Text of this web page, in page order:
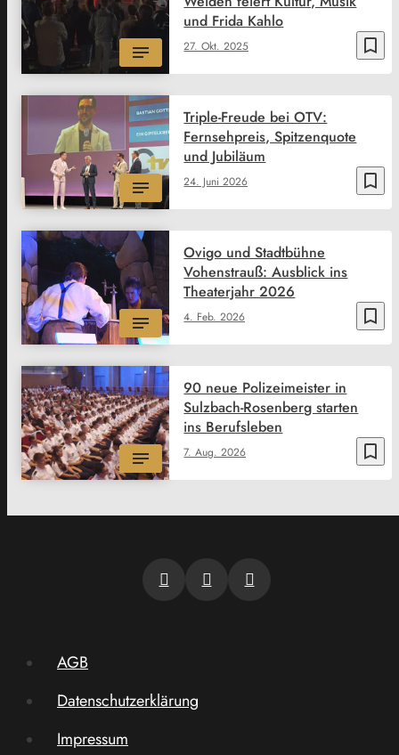
bookmark_border
27. Okt. 2025
und Frida Kahlo
bookmark_border
24. Juni 2026
Triple-Freude bei OTV:
Fernsehpreis, Spitzenquote
und Jubiläum
bookmark_border
4. Feb. 2026
Ovigo und Stadtbühne
Vohenstrauß: Ausblick ins
Theaterjahr 2026
bookmark_border
7. Aug. 2026
90 neue Polizeimeister in
Sulzbach-Rosenberg starten
ins Berufsleben
AGB
Datenschutzerklärung
Impressum